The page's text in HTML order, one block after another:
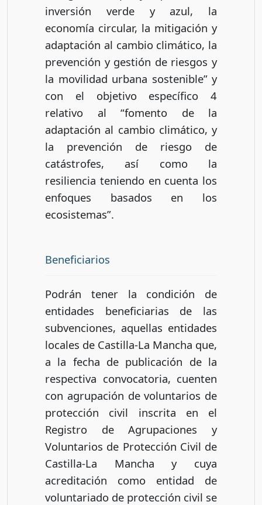
inversión verde y azul, la
economía circular, la mitigación y
adaptación al cambio climático, la
prevención y gestión de riesgos y
la movilidad urbana sostenible” y
con el objetivo específico 4
relativo al “fomento de la
adaptación al cambio climático, y
la prevención de riesgo de
catástrofes, así como la
resiliencia teniendo en cuenta los
enfoques basados en los
ecosistemas”.
Beneficiarios
Podrán tener la condición de
entidades beneficiarias de las
subvenciones, aquellas entidades
locales de Castilla-La Mancha que,
a la fecha de publicación de la
respectiva convocatoria, cuenten
con agrupación de voluntarios de
protección civil inscrita en el
Registro de Agrupaciones y
Voluntarios de Protección Civil de
Castilla-La Mancha y cuya
acreditación como entidad de
voluntariado de protección civil se